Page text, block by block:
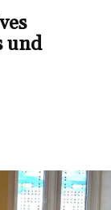
und